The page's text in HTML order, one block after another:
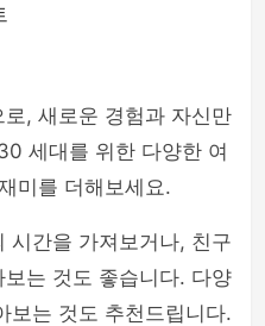
, 새로운 경험과 자신만
세대를 위한 다양한 여
미를 더해보세요.
시간을 가져보거나, 친구
는 것도 좋습니다. 다양
보는 것도 추천드립니다.